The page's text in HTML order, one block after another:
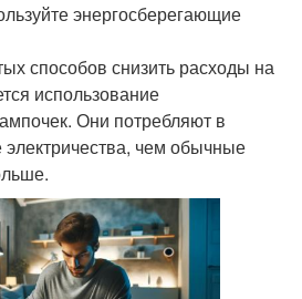
энергосберегающие
способов снизить расходы на
использование
Они потребляют в
чем обычные